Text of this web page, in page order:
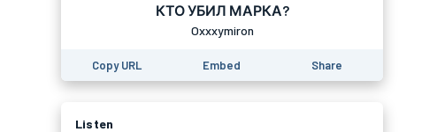
КТО УБИЛ МАРКА?
Oxxxymiron
Copy URL Embed Share
Listen